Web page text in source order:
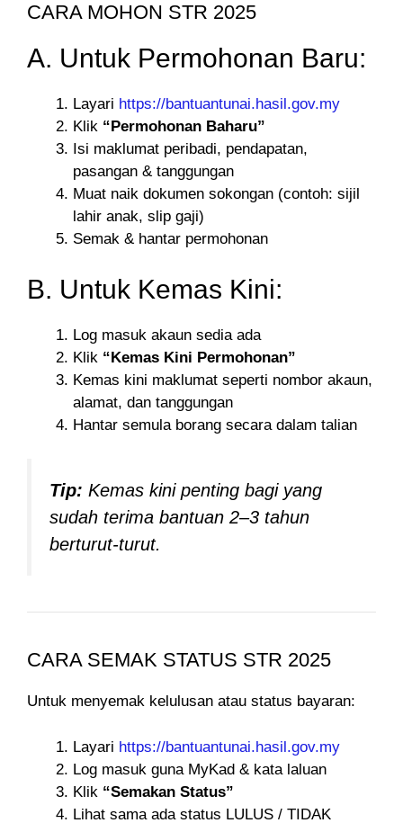
CARA MOHON STR 2025
A. Untuk Permohonan Baru:
Layari https://bantuantunai.hasil.gov.my
Klik “Permohonan Baharu”
Isi maklumat peribadi, pendapatan,
pasangan & tanggungan
Muat naik dokumen sokongan (contoh: sijil
lahir anak, slip gaji)
Semak & hantar permohonan
B. Untuk Kemas Kini:
Log masuk akaun sedia ada
Klik “Kemas Kini Permohonan”
Kemas kini maklumat seperti nombor akaun,
alamat, dan tanggungan
Hantar semula borang secara dalam talian
Tip: Kemas kini penting bagi yang
sudah terima bantuan 2–3 tahun
berturut-turut.
CARA SEMAK STATUS STR 2025
Untuk menyemak kelulusan atau status bayaran:
Layari https://bantuantunai.hasil.gov.my
Log masuk guna MyKad & kata laluan
Klik “Semakan Status”
Lihat sama ada status LULUS / TIDAK